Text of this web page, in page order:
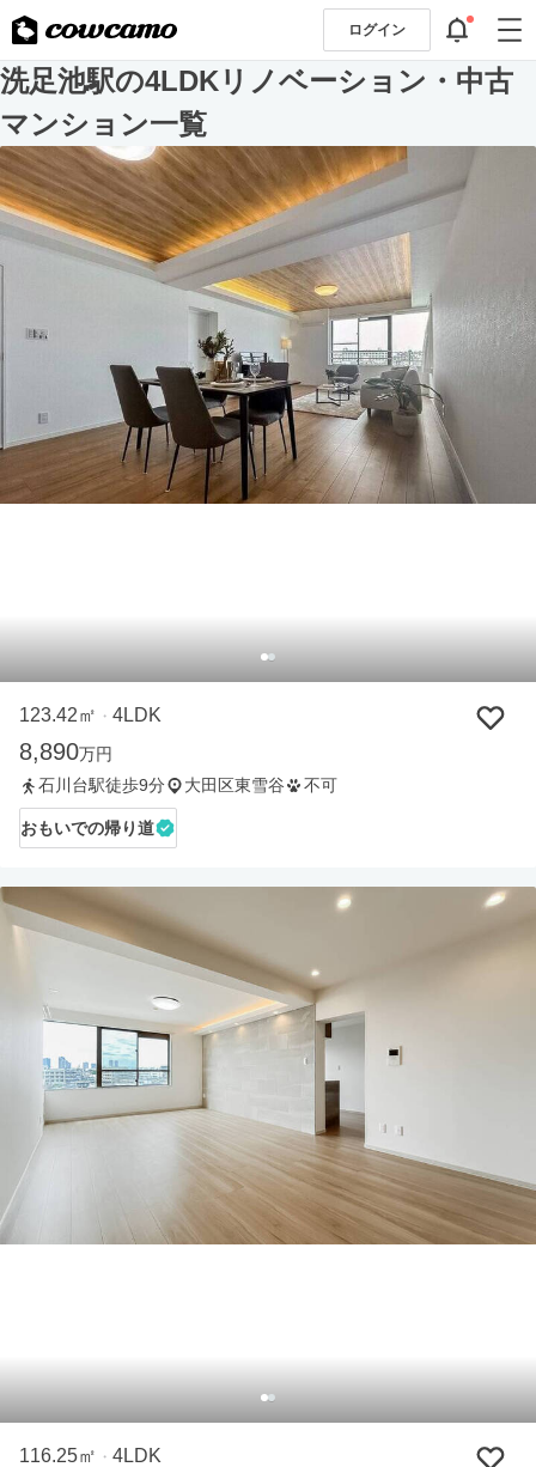
ログイン
洗足池駅の4LDKリノベーション・中古
マンション一覧
123.42㎡ ・ 4LDK
8,890万円
石川台駅徒歩9分
大田区東雪谷 不可
おもいでの帰り道
116.25㎡ ・ 4LDK